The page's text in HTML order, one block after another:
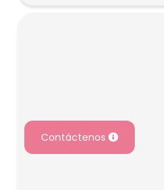
Contáctenos